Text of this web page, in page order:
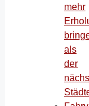
mehr
als
der